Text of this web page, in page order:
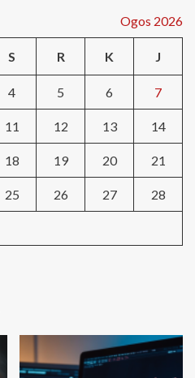
Ogos 2026
S R K J
4 5 6 7
11 12 13 14
18 19 20 21
25 26 27 28